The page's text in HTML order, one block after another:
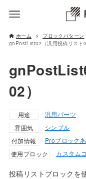
ホーム ブロックパターン
gnPostList02（汎用投稿リスト
02）
用途
汎用パーツ
雰囲気
シンプル
付加情報
Proブロックあ
使用ブロック
カスタム
投稿リストブロックを